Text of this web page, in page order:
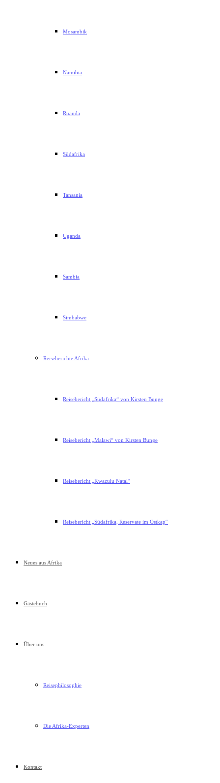
Mosambik
Namibia
Ruanda
Südafrika
Tansania
Uganda
Sambia
Simbabwe
Reiseberichte Afrika
Reisebericht „Südafrika“ von Kirsten Bunge
Reisebericht „Malawi“ von Kirsten Bunge
Reisebericht „Kwazulu Natal“
Reisebericht „Südafrika, Reservate im Ostkap“
Neues aus Afrika
Gästebuch
Über uns
Reisephilosophie
Die Afrika-Experten
Kontakt